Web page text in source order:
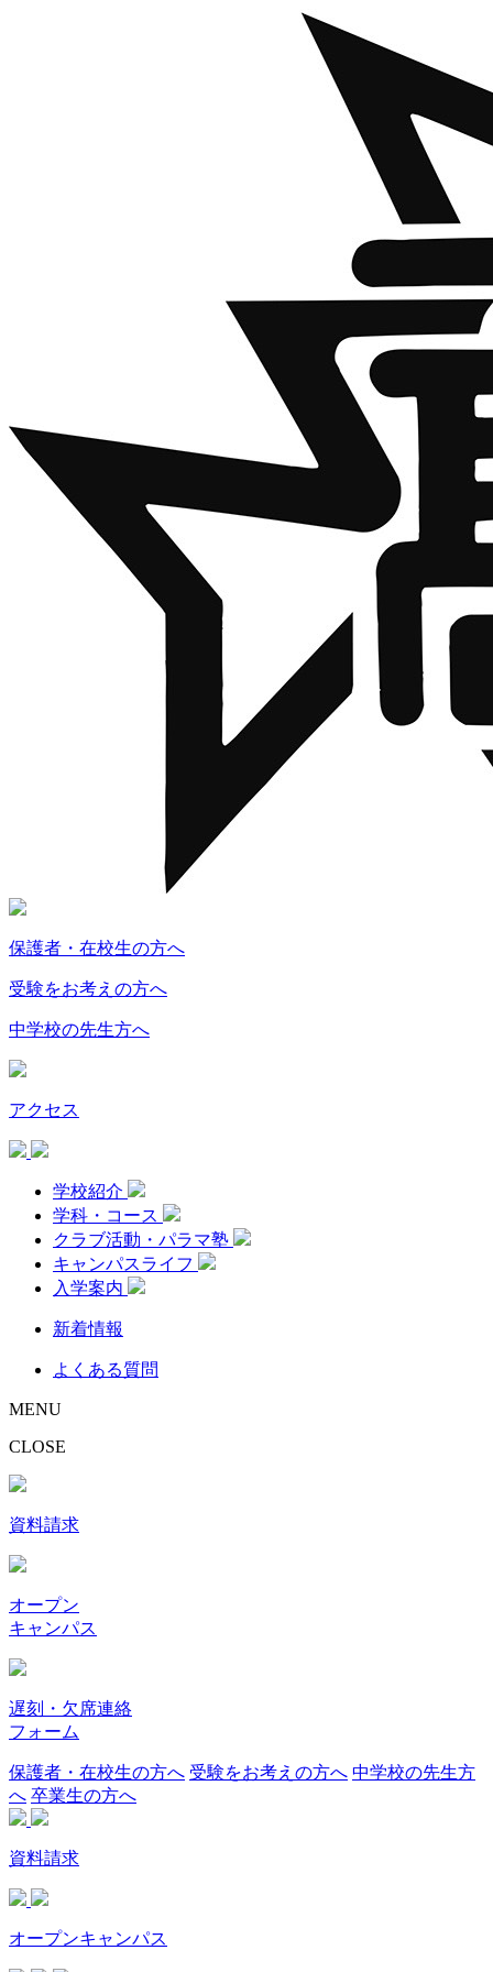
保護者・在校生の方へ
受験をお考えの方へ
中学校の先生方へ
アクセス
学校紹介
学科・コース
クラブ活動・パラマ塾
キャンパスライフ
入学案内
新着情報
よくある質問
MENU
CLOSE
資料請求
オープン
キャンパス
遅刻・欠席連絡
フォーム
保護者・在校生の方へ 受験をお考えの方へ 中学校の先生方
へ 卒業生の方へ
資料請求
オープンキャンパス